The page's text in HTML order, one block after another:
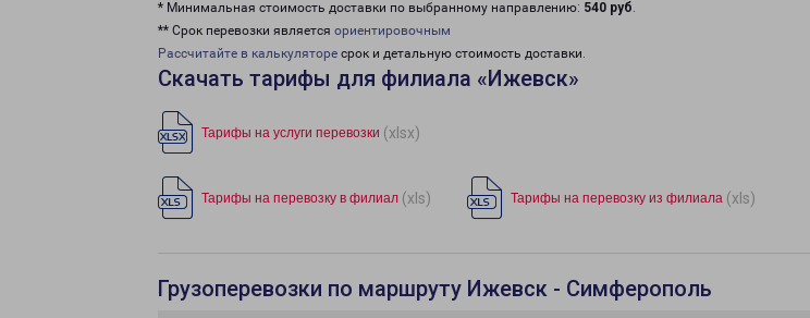
* Минимальная стоимость доставки по выбранному направлению: 540 руб.
** Срок перевозки является ориентировочным
Рассчитайте в калькуляторе срок и детальную стоимость доставки.
Скачать тарифы для филиала «Ижевск»
Тарифы на услуги перевозки (xlsx)
Тарифы на перевозку в филиал (xls) Тарифы на перевозку из филиала (xls)
Грузоперевозки по маршруту Ижевск - Симферополь